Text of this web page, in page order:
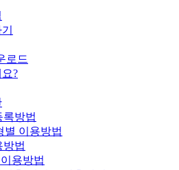
로드
?
록방법
별 이용방법
방법
용방법